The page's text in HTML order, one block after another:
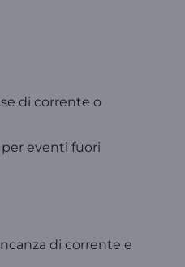
di corrente o
eventi fuori
di corrente e